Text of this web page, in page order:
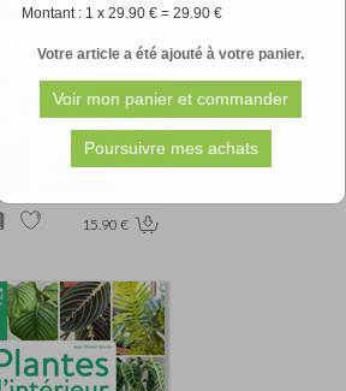
Montant : 1 x 29.90 € = 29.90 €
Votre article a été ajouté à votre panier.
15.90 €